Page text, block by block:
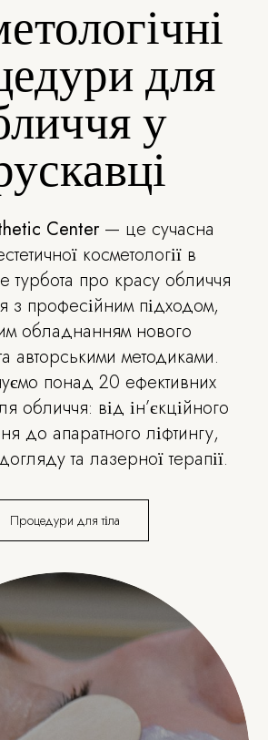
для
у
Center— це сучасна
косметології в
турбота про красу обличчя
з професійним підходом,
обладнанням нового
авторськими методиками.
понад 20 ефективних
обличчя: від ін’єкційного
до апаратного ліфтингу,
та лазерної терапії.
Процедури для тіла